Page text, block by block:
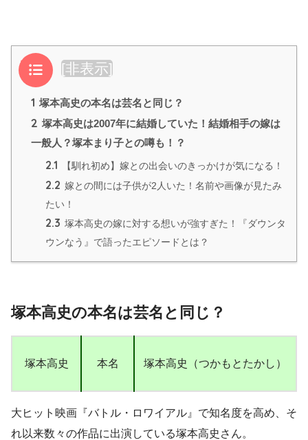
目次 [非表示]
1 塚本高史の本名は芸名と同じ？
2 塚本高史は2007年に結婚していた！結婚相手の嫁は
一般人？塚本まり子との噂も！？
2.1 【馴れ初め】嫁との出会いのきっかけが気になる！
2.2 嫁との間には子供が2人いた！名前や画像が見たみ
たい！
2.3 塚本高史の嫁に対する想いが強すぎた！『ダウンタ
ウンなう』で語ったエピソードとは？
塚本高史の本名は芸名と同じ？
塚本高史 本名 塚本高史（つかもとたかし）
大ヒット映画『バトル・ロワイアル』で知名度を高め、そ
れ以来数々の作品に出演している塚本高史さん。